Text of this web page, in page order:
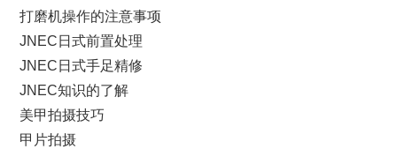
打磨机操作的注意事项
JNEC日式前置处理
JNEC日式手足精修
JNEC知识的了解
美甲拍摄技巧
甲片拍摄